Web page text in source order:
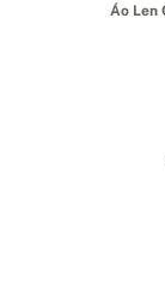
Áo Len